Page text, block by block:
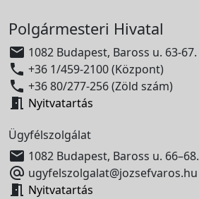
Polgármesteri Hivatal
 1082 Budapest, Baross u. 63-67.
 +36 1/459-2100 (Központ)
 +36 80/277-256 (Zöld szám)
 Nyitvatartás
Ügyfélszolgálat
 1082 Budapest, Baross u. 66–68.
 ugyfelszolgalat@jozsefvaros.hu
 Nyitvatartás